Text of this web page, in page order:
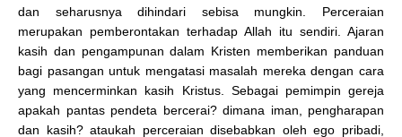
dan seharusnya dihindari sebisa mungkin. Perceraian
merupakan pemberontakan terhadap Allah itu sendiri. Ajaran
kasih dan pengampunan dalam Kristen memberikan panduan
bagi pasangan untuk mengatasi masalah mereka dengan cara
yang mencerminkan kasih Kristus. Sebagai pemimpin gereja
apakah pantas pendeta bercerai? dimana iman, pengharapan
dan kasih? ataukah perceraian disebabkan oleh ego pribadi,